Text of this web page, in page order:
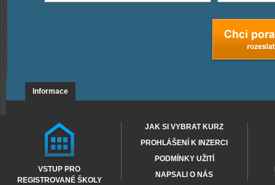
Informace
VSTUP PRO
REGISTROVANÉ ŠKOLY
JAK SI VYBRAT KURZ
PROHLÁŠENÍ K INZERCI
PODMÍNKY UŽITÍ
NAPSALI O NÁS